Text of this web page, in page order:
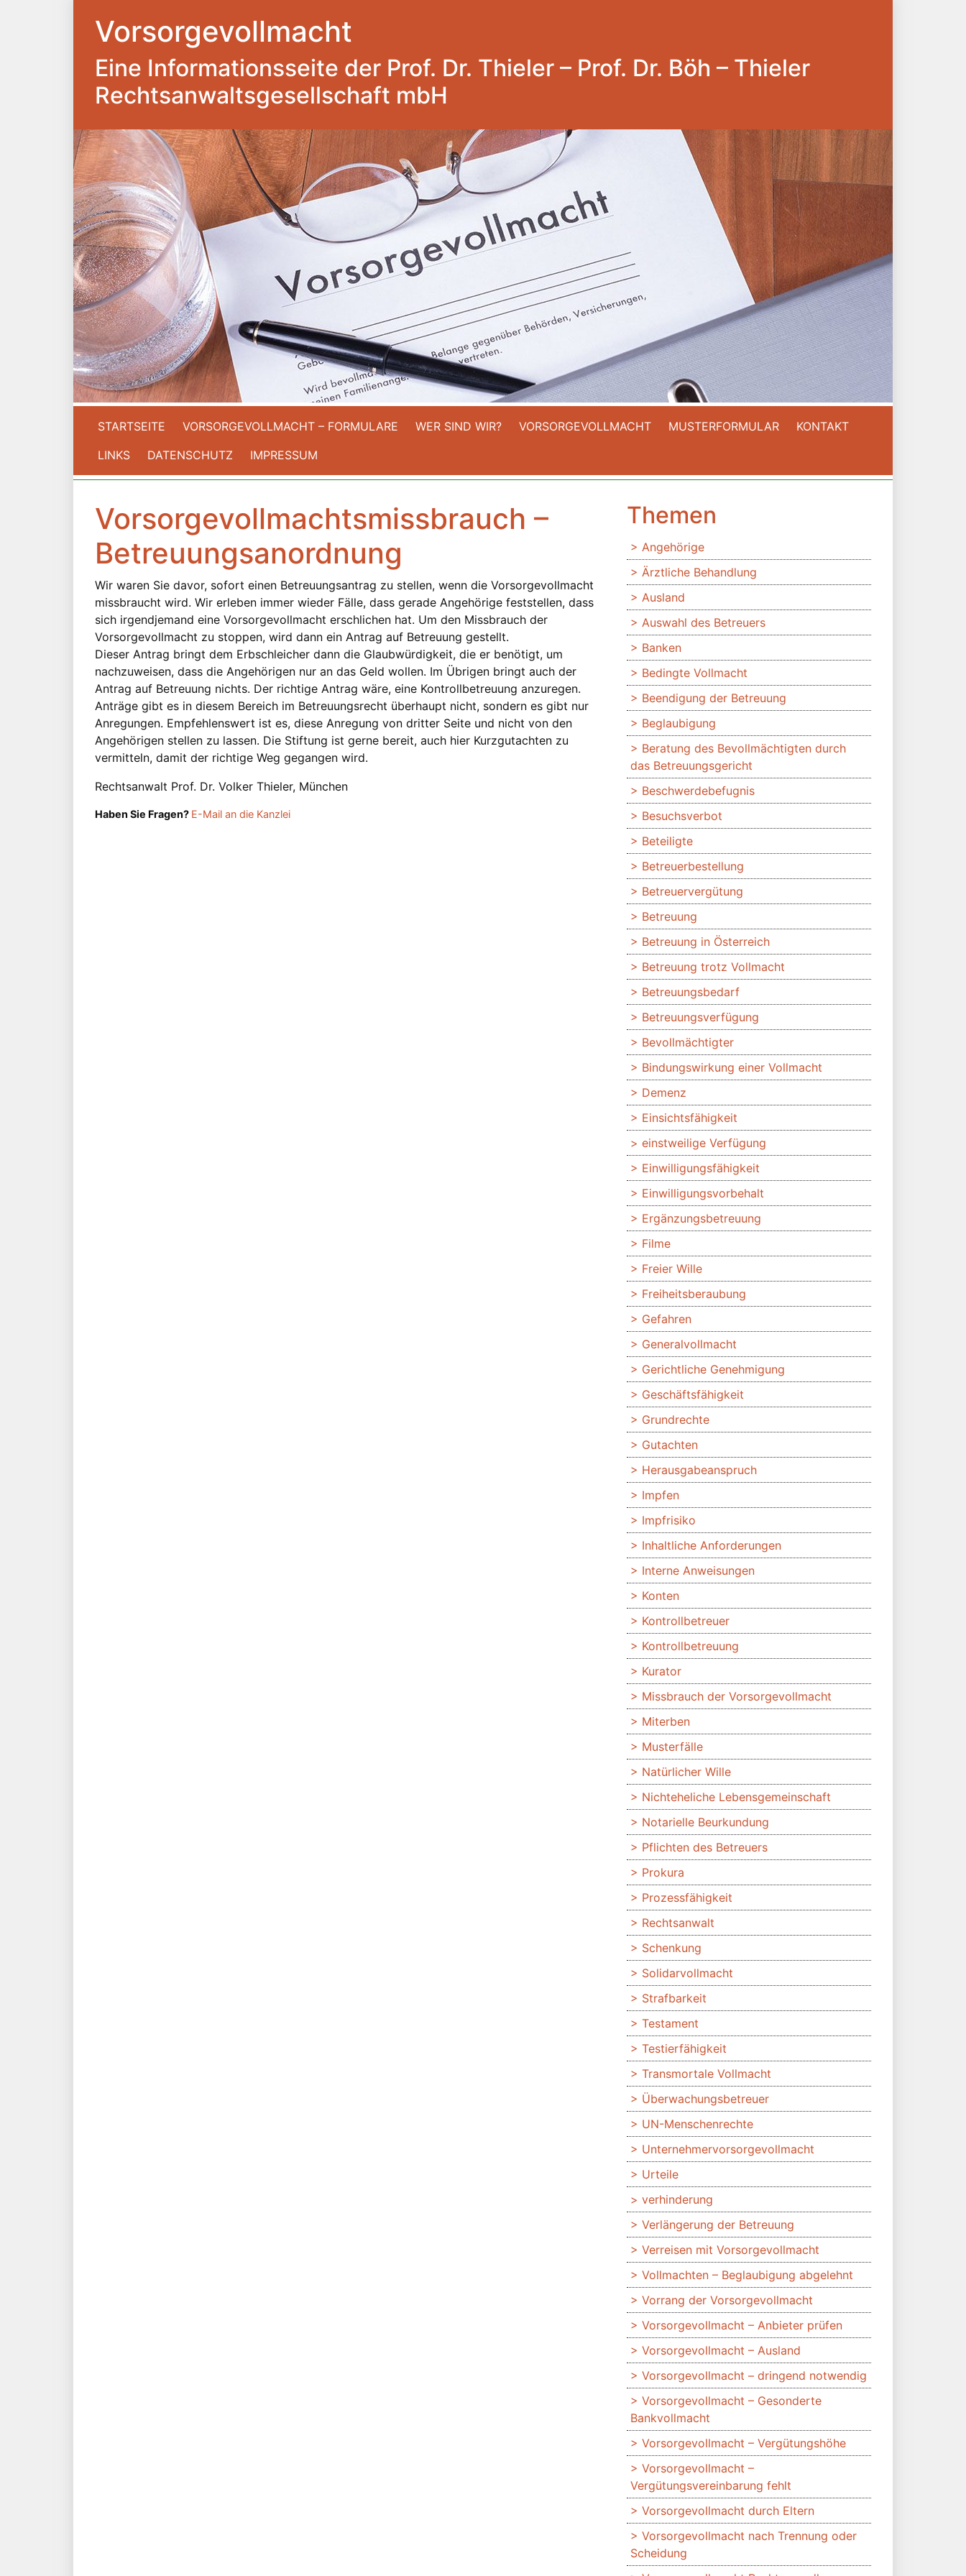
Vorsorgevollmacht
Eine Informationsseite der Prof. Dr. Thieler – Prof. Dr. Böh – Thieler
Rechtsanwaltsgesellschaft mbH
STARTSEITE VORSORGEVOLLMACHT – FORMULARE WER SIND WIR? VORSORGEVOLLMACHT MUSTERFORMULAR
KONTAKT
LINKS
DATENSCHUTZ IMPRESSUM
Vorsorgevollmachtsmissbrauch –
Betreuungsanordnung
Wir waren Sie davor, sofort einen Betreuungsantrag zu stellen, wenn die Vorsorgevollmacht
missbraucht wird. Wir erleben immer wieder Fälle, dass gerade Angehörige feststellen, dass
sich irgendjemand eine Vorsorgevollmacht erschlichen hat. Um den Missbrauch der
Vorsorgevollmacht zu stoppen, wird dann ein Antrag auf Betreuung gestellt.
Dieser Antrag bringt dem Erbschleicher dann die Glaubwürdigkeit, die er benötigt, um
nachzuweisen, dass die Angehörigen nur an das Geld wollen. Im Übrigen bringt auch der
Antrag auf Betreuung nichts. Der richtige Antrag wäre, eine Kontrollbetreuung anzuregen.
Anträge gibt es in diesem Bereich im Betreuungsrecht überhaupt nicht, sondern es gibt nur
Anregungen. Empfehlenswert ist es, diese Anregung von dritter Seite und nicht von den
Angehörigen stellen zu lassen. Die Stiftung ist gerne bereit, auch hier Kurzgutachten zu
vermitteln, damit der richtige Weg gegangen wird.
Rechtsanwalt Prof. Dr. Volker Thieler, München
Haben Sie Fragen? E-Mail an die Kanzlei
Themen
Angehörige
Ärztliche Behandlung
Ausland
Auswahl des Betreuers
Banken
Bedingte Vollmacht
Beendigung der Betreuung
Beglaubigung
Beratung des Bevollmächtigten durch
das Betreuungsgericht
Beschwerdebefugnis
Besuchsverbot
Beteiligte
Betreuerbestellung
Betreuervergütung
Betreuung
Betreuung in Österreich
Betreuung trotz Vollmacht
Betreuungsbedarf
Betreuungsverfügung
Bevollmächtigter
Bindungswirkung einer Vollmacht
Demenz
Einsichtsfähigkeit
einstweilige Verfügung
Einwilligungsfähigkeit
Einwilligungsvorbehalt
Ergänzungsbetreuung
Filme
Freier Wille
Freiheitsberaubung
Gefahren
Generalvollmacht
Gerichtliche Genehmigung
Geschäftsfähigkeit
Grundrechte
Gutachten
Herausgabeanspruch
Impfen
Impfrisiko
Inhaltliche Anforderungen
Interne Anweisungen
Konten
Kontrollbetreuer
Kontrollbetreuung
Kurator
Missbrauch der Vorsorgevollmacht
Miterben
Musterfälle
Natürlicher Wille
Nichteheliche Lebensgemeinschaft
Notarielle Beurkundung
Pflichten des Betreuers
Prokura
Prozessfähigkeit
Rechtsanwalt
Schenkung
Solidarvollmacht
Strafbarkeit
Testament
Testierfähigkeit
Transmortale Vollmacht
Überwachungsbetreuer
UN-Menschenrechte
Unternehmervorsorgevollmacht
Urteile
verhinderung
Verlängerung der Betreuung
Verreisen mit Vorsorgevollmacht
Vollmachten – Beglaubigung abgelehnt
Vorrang der Vorsorgevollmacht
Vorsorgevollmacht – Anbieter prüfen
Vorsorgevollmacht – Ausland
Vorsorgevollmacht – dringend notwendig
Vorsorgevollmacht – Gesonderte
Bankvollmacht
Vorsorgevollmacht – Vergütungshöhe
Vorsorgevollmacht –
Vergütungsvereinbarung fehlt
Vorsorgevollmacht durch Eltern
Vorsorgevollmacht nach Trennung oder
Scheidung